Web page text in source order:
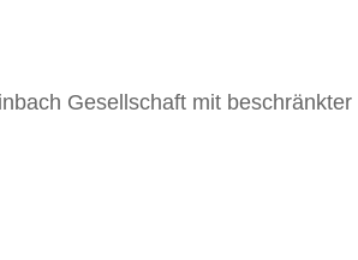
Gesellschaft mit beschränkter